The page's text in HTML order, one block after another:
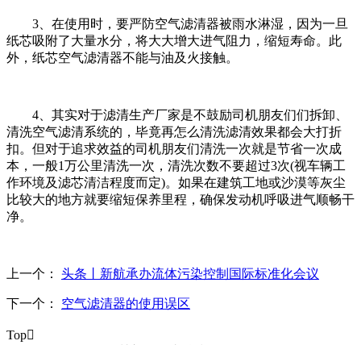
3、在使用时，要严防空气滤清器被雨水淋湿，因为一旦
纸芯吸附了大量水分，将大大增大进气阻力，缩短寿命。此
外，纸芯空气滤清器不能与油及火接触。
4、其实对于滤清生产厂家是不鼓励司机朋友们们拆卸、
清洗空气滤清系统的，毕竟再怎么清洗滤清效果都会大打折
扣。但对于追求效益的司机朋友们清洗一次就是节省一次成
本，一般1万公里清洗一次，清洗次数不要超过3次(视车辆工
作环境及滤芯清洁程度而定)。如果在建筑工地或沙漠等灰尘
比较大的地方就要缩短保养里程，确保发动机呼吸进气顺畅干
净。
上一个： 头条丨新航承办流体污染控制国际标准化会议
下一个： 空气滤清器的使用误区
Top